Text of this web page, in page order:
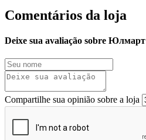
Comentários da loja
Deixe sua avaliação sobre Юлмарт
Compartilhe sua opinião sobre a loja